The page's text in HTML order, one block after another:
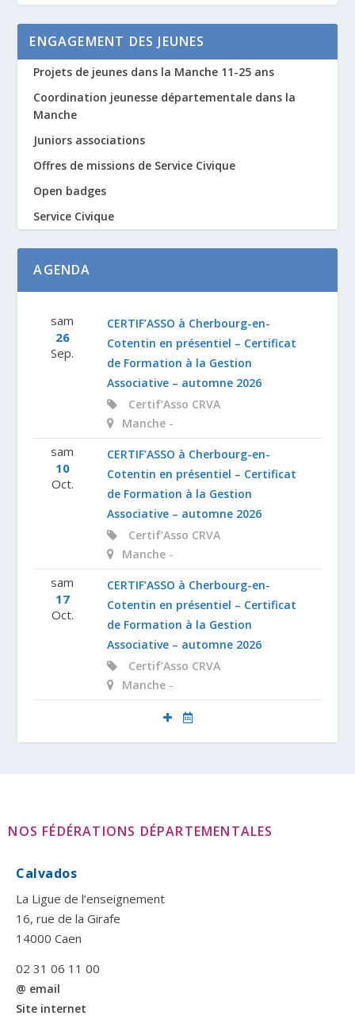
ENGAGEMENT DES JEUNES
Projets de jeunes dans la Manche 11-25 ans
Coordination jeunesse départementale dans la
Manche
Juniors associations
Offres de missions de Service Civique
Open badges
Service Civique
AGENDA
sam
26
Sep.
CERTIF’ASSO à Cherbourg-en-
Cotentin en présentiel – Certificat
de Formation à la Gestion
Associative – automne 2026
Certif’Asso CRVA
Manche -
sam
10
Oct.
CERTIF’ASSO à Cherbourg-en-
Cotentin en présentiel – Certificat
de Formation à la Gestion
Associative – automne 2026
Certif’Asso CRVA
Manche -
sam
17
Oct.
CERTIF’ASSO à Cherbourg-en-
Cotentin en présentiel – Certificat
de Formation à la Gestion
Associative – automne 2026
Certif’Asso CRVA
Manche -
NOS FÉDÉRATIONS DÉPARTEMENTALES
Calvados
La Ligue de l’enseignement
16, rue de la Girafe
14000 Caen
02 31 06 11 00
@ email
Site internet